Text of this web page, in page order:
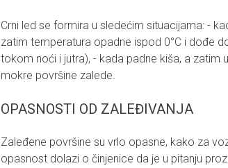
Crni led se formira u sledećim situacijama: -
zatim temperatura opadne ispod 0°C i dođe
tokom noći i jutra), - kada padne kiša, a zatim
mokre površine zalede.
OPASNOSTI OD ZALEĐIVANJA
Zaleđene površine su vrlo opasne, kako za
opasnost dolazi o činjenice da je u pitanju